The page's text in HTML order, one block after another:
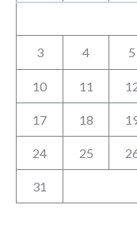
3 4 5
10 11
17 18
24 25
31